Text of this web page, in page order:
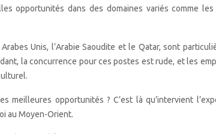
opportunités dans des domaines variés comme
Unis, l’Arabie Saoudite et le Qatar, sont
la concurrence pour ces postes est rude, et les
opportunités ? C’est là qu’intervient
au Moyen-Orient.